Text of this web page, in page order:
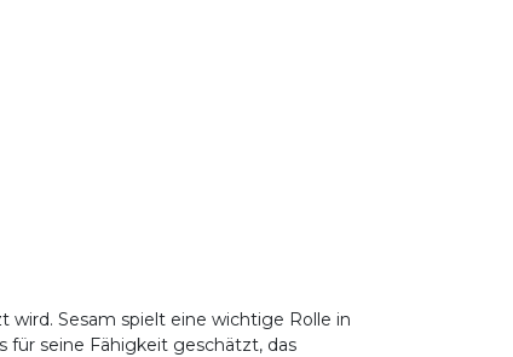
Sesam spielt eine wichtige Rolle in
für seine Fähigkeit geschätzt, das